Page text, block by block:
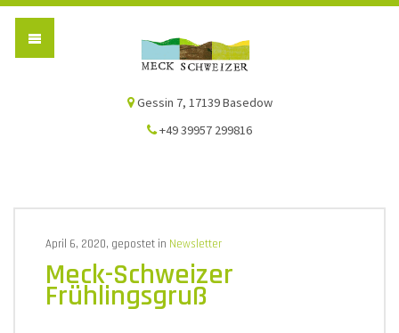
Gessin 7, 17139 Basedow
+49 39957 299816
April 6, 2020, gepostet in Newsletter
Meck-Schweizer
Frühlingsgruß